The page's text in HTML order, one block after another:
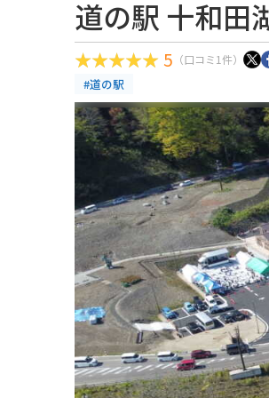
道の駅 十和田
5 （口コミ1件）
#道の駅